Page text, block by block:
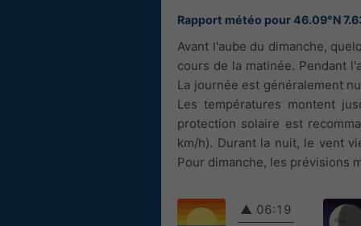
Rapport météo pour 46.09°N
Avant l'aube du dimanche,
cours de la matinée. Pendant
La journée est généralement
Les températures montent
protection solaire est
km/h). Durant la nuit, le vent
Pour dimanche, les prévisions
▲ 06:19